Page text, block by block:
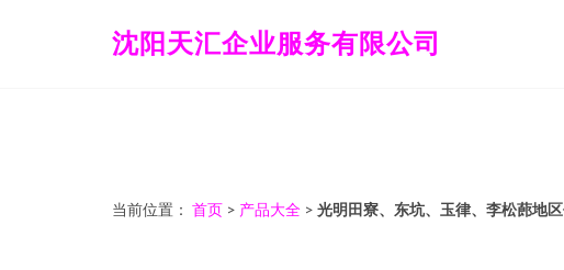
沈阳天汇企业服务有限公司
当前位置： 首页 > 产品大全 > 光明田寮、东坑、玉律、李松蓢地